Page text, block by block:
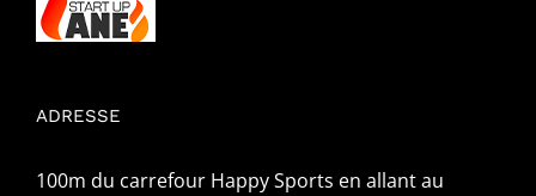
ADRESSE
100m du carrefour Happy Sports en allant au